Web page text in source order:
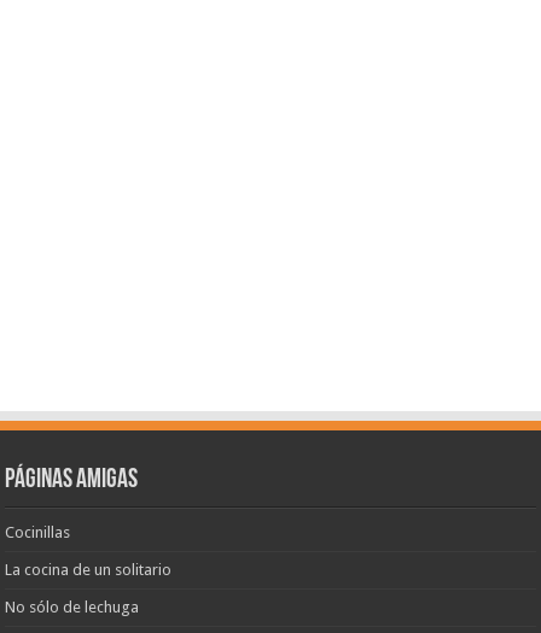
Páginas amigas
Cocinillas
La cocina de un solitario
No sólo de lechuga